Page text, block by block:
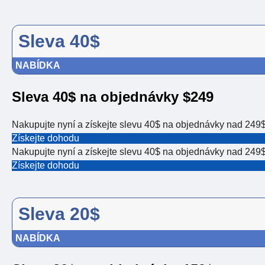
Sleva 40$
NABÍDKA
Sleva 40$ na objednávky $249
Nakupujte nyní a získejte slevu 40$ na objednávky nad
Získejte dohodu
Nakupujte nyní a získejte slevu 40$ na objednávky nad
Získejte dohodu
Sleva 20$
NABÍDKA